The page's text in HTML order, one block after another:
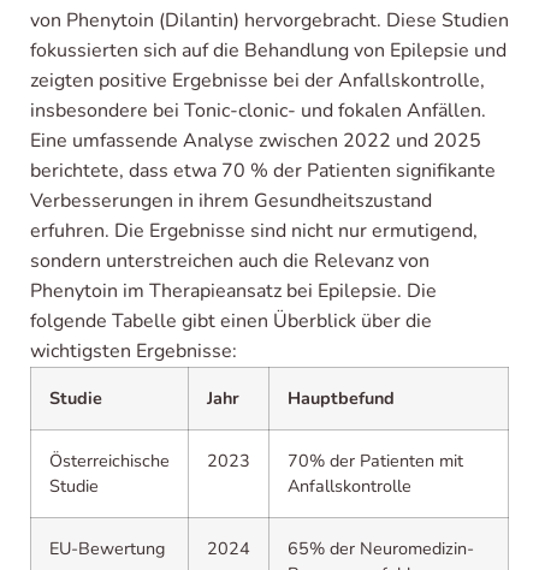
von Phenytoin (Dilantin) hervorgebracht. Diese Studien
fokussierten sich auf die Behandlung von Epilepsie und
zeigten positive Ergebnisse bei der Anfallskontrolle,
insbesondere bei Tonic-clonic- und fokalen Anfällen.
Eine umfassende Analyse zwischen 2022 und 2025
berichtete, dass etwa 70 % der Patienten signifikante
Verbesserungen in ihrem Gesundheitszustand
erfuhren. Die Ergebnisse sind nicht nur ermutigend,
sondern unterstreichen auch die Relevanz von
Phenytoin im Therapieansatz bei Epilepsie. Die
folgende Tabelle gibt einen Überblick über die
wichtigsten Ergebnisse:
Studie Jahr Hauptbefund
Österreichische
Studie
2023
70% der Patienten mit
Anfallskontrolle
EU-Bewertung 2024
65% der Neuromedizin-